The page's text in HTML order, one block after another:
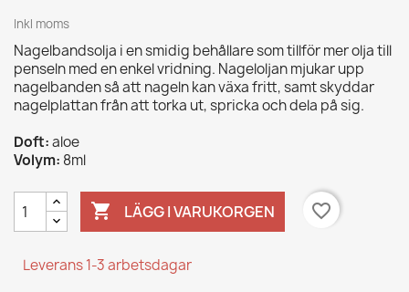
Inkl moms
Nagelbandsolja i en smidig behållare som tillför mer olja till
penseln med en enkel vridning. Nageloljan mjukar upp
nagelbanden så att nageln kan växa fritt, samt skyddar
nagelplattan från att torka ut, spricka och dela på sig.
Doft:aloe
Volym: 8ml
 LÄGG I VARUKORGEN favorite_border
Leverans 1-3 arbetsdagar